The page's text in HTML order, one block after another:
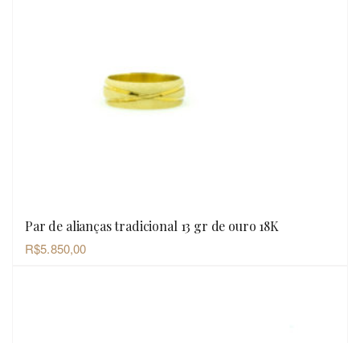
OLHADA RÁPIDA
Par de alianças tradicional 13 gr de ouro 18K
R$5.850,00